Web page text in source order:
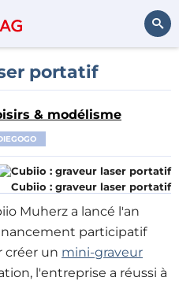
portatif
& modélisme
Cubiio : graveur laser portatif
Muherz a lancé l'an
participatif
créer un mini-graveur
l'entreprise a réussi à